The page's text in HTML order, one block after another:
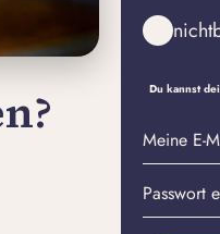
Du kannst
Meine
E-
Mail-
Adresse
Passwort
erstellen